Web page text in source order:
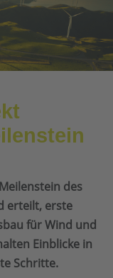
des
erteilt, erste
für Wind und
Einblicke in
Schritte.